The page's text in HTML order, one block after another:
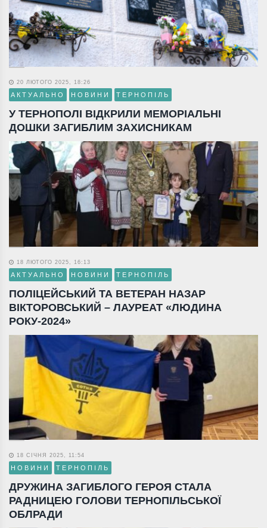
20 ЛЮТОГО 2025, 18:26
АКТУАЛЬНО НОВИНИ ТЕРНОПІЛЬ
У ТЕРНОПОЛІ ВІДКРИЛИ МЕМОРІАЛЬНІ
ДОШКИ ЗАГИБЛИМ ЗАХИСНИКАМ
18 ЛЮТОГО 2025, 16:13
АКТУАЛЬНО НОВИНИ ТЕРНОПІЛЬ
ПОЛІЦЕЙСЬКИЙ ТА ВЕТЕРАН НАЗАР
ВІКТОРОВСЬКИЙ – ЛАУРЕАТ «ЛЮДИНА
РОКУ-2024»
18 СІЧНЯ 2025, 11:54
НОВИНИ ТЕРНОПІЛЬ
ДРУЖИНА ЗАГИБЛОГО ГЕРОЯ СТАЛА
РАДНИЦЕЮ ГОЛОВИ ТЕРНОПІЛЬСЬКОЇ
ОБЛРАДИ